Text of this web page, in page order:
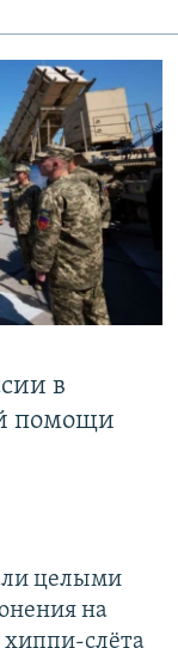
в
помощи
целыми
на
хиппи-слёта